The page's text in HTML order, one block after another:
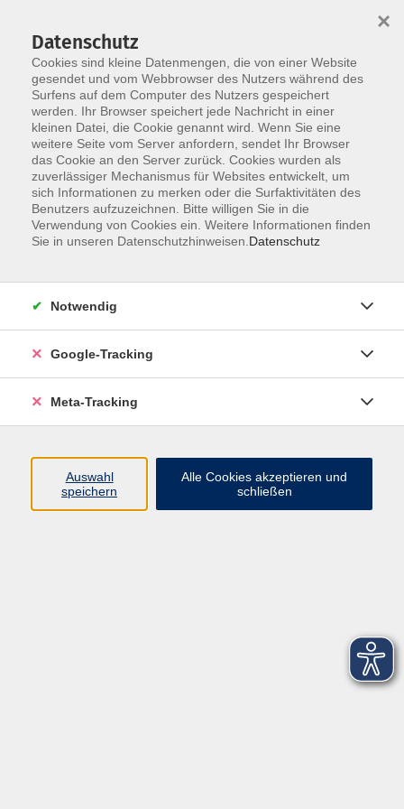
Skip to main content
Der Kurs konnte nicht gefunden werden.
Über uns
Datenschutz
Cookies sind kleine Datenmengen, die von einer Website
gesendet und vom Webbrowser des Nutzers während des
Surfens auf dem Computer des Nutzers gespeichert
werden. Ihr Browser speichert jede Nachricht in einer
kleinen Datei, die Cookie genannt wird. Wenn Sie eine
weitere Seite vom Server anfordern, sendet Ihr Browser
das Cookie an den Server zurück. Cookies wurden als
zuverlässiger Mechanismus für Websites entwickelt, um
sich Informationen zu merken oder die Surfaktivitäten des
Benutzers aufzuzeichnen. Bitte willigen Sie in die
Verwendung von Cookies ein. Weitere Informationen finden
Sie in unseren Datenschutzhinweisen. Datenschutz
×
Notwendig
Google-Tracking
Meta-Tracking
Auswahl
speichern
Alle Cookies akzeptieren und
schließen